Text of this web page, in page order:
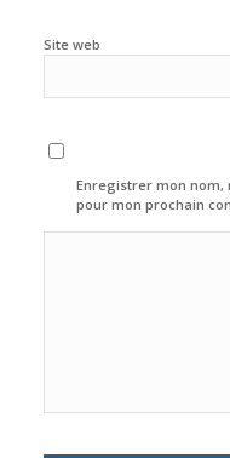
Site web
Enregistrer mon nom,
pour mon prochain